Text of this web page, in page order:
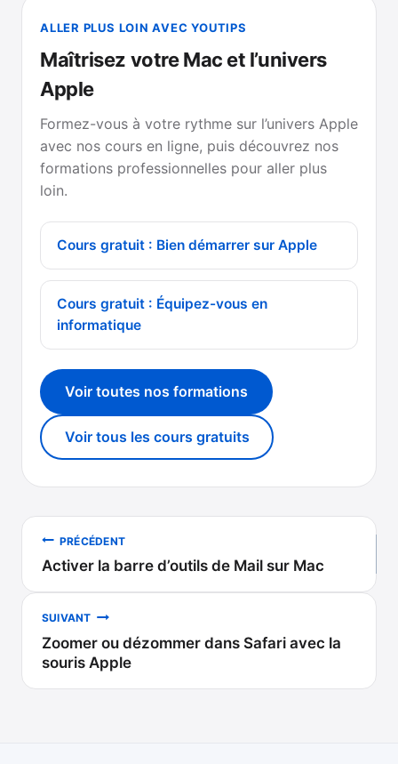
ALLER PLUS LOIN AVEC YOUTIPS
Maîtrisez votre Mac et l’univers
Apple
Formez-vous à votre rythme sur l’univers Apple
avec nos cours en ligne, puis découvrez nos
formations professionnelles pour aller plus
loin.
Cours gratuit : Bien démarrer sur Apple
Cours gratuit : Équipez-vous en
informatique
Voir toutes nos formations
Voir tous les cours gratuits
Navigation
de
l’article
PRÉCÉDENT
Activer la barre d’outils de Mail sur Mac
SUIVANT
Zoomer ou dézommer dans Safari avec la
souris Apple